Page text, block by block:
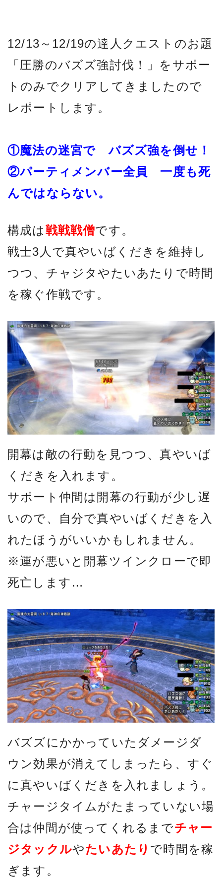
12/13～12/19の達人クエストのお題
「圧勝のバズズ強討伐！」をサポー
トのみでクリアしてきましたので
レポートします。
①魔法の迷宮で バズズ強を倒せ！
②パーティメンバー全員 一度も死
んではならない。
構成は戦戦戦僧です。
戦士3人で真やいばくだきを維持し
つつ、チャジタやたいあたりで時間
を稼ぐ作戦です。
開幕は敵の行動を見つつ、真やいば
くだきを入れます。
サポート仲間は開幕の行動が少し遅
いので、自分で真やいばくだきを入
れたほうがいいかもしれません。
※運が悪いと開幕ツインクローで即
死亡します…
バズズにかかっていたダメージダ
ウン効果が消えてしまったら、すぐ
に真やいばくだきを入れましょう。
チャージタイムがたまっていない場
合は仲間が使ってくれるまでチャー
ジタックルやたいあたり で時間を稼
ぎます。